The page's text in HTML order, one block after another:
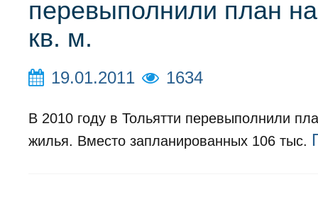
перевыполнили план
кв. м.
19.01.2011 1634
В 2010 году в Тольятти перевыполнили
жилья. Вместо запланированных 106 тыс.